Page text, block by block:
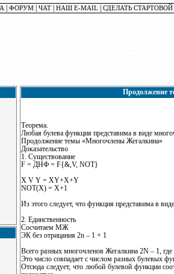
ФОРУМ ЧАТ НАШ E-MAIL СДЕЛАТЬ СТАРТОВОЙ
Продолжение
Теорема.
Любая булева функция представима в виде
Продолжение темы «Многочлены Жегалкина»
Доказательство
1. Существование
F = ДНФ = F{&,V, NOT}
X V Y = XY+X+Y
NOT(X) = X+1
Из этого следует, что функция представима в
2. Единственность
Сосчитаем МЖ
ЭК без отрицания 2n – 1 + 1
Всего разных многочленов Жегалкина 2N – 1,
Это число совпадает с числом разных булевых
Отсюда следует, что любой булевой функции